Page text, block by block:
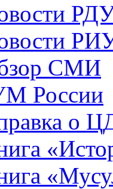
СМИ
России
о